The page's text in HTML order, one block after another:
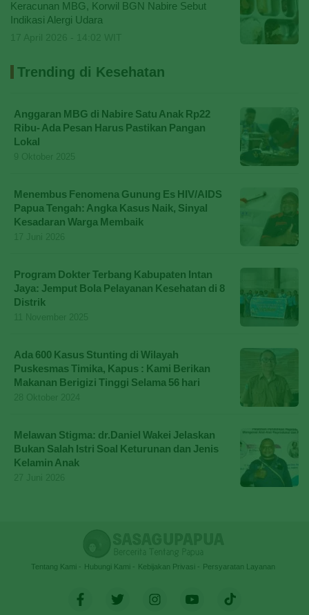
Keracunan MBG, Korwil BGN Nabire Sebut
Indikasi Alergi Udara
Trending di Kesehatan
Anggaran MBG di Nabire Satu Anak Rp22
Ribu- Ada Pesan Harus Pastikan Pangan
Lokal
Menembus Fenomena Gunung Es HIV/AIDS
Papua Tengah: Angka Kasus Naik, Sinyal
Kesadaran Warga Membaik
Program Dokter Terbang Kabupaten Intan
Jaya: Jemput Bola Pelayanan Kesehatan di 8
Distrik
Ada 600 Kasus Stunting di Wilayah
Puskesmas Timika, Kapus : Kami Berikan
Makanan Berigizi Tinggi Selama 56 hari
Melawan Stigma: dr.Daniel Wakei Jelaskan
Bukan Salah Istri Soal Keturunan dan Jenis
Kelamin Anak
Tentang Kami Hubungi Kami Kebijakan Privasi Persyaratan Layanan